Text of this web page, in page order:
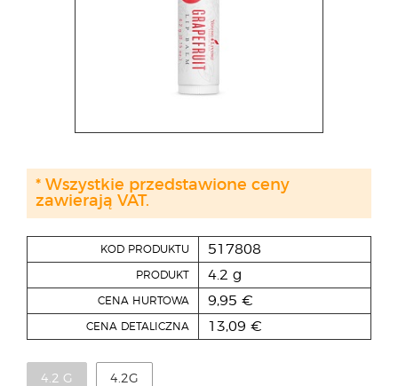
KOD PRODUKTU 517808
PRODUKT 4.2 g
CENA HURTOWA 9,95 €
CENA DETALICZNA 13,09 €
4.2 G 4.2G
* Wszystkie przedstawione ceny
zawierają VAT.